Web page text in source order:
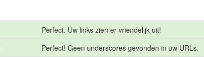
Perfect. Uw links zien er vriendelijk uit!
Perfect! Geen underscores gevonden in uw URLs.